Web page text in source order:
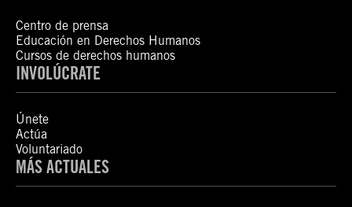
Centro de prensa
Educación en Derechos Humanos
Cursos de derechos humanos
INVOLÚCRATE
Únete
Actúa
Voluntariado
MÁS ACTUALES